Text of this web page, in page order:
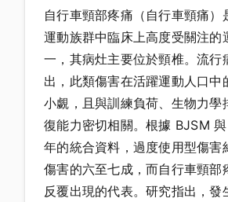
自行車頸部疼痛（自行車頸痛）
運動族群中臨床上高度受關注的
一，其病灶主要位於頸椎。流行
出，此類傷害在活躍運動人口中
小覷，且與訓練負荷、生物力學
復能力密切相關。根據 BJSM
年的統合資料，過度使用型傷害
傷害的六至七成，而自行車頸部
反覆出現的代表。研究指出，發